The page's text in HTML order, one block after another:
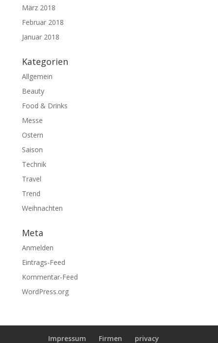
März 2018
Februar 2018
Januar 2018
Kategorien
Allgemein
Beauty
Food & Drinks
Messe
Ostern
Saison
Technik
Travel
Trend
Weihnachten
Meta
Anmelden
Eintrags-Feed
Kommentar-Feed
WordPress.org
Impressum Firmen privacy